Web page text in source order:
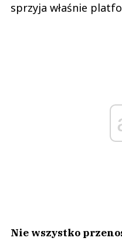
sprzyja właśnie
Nie wszystko